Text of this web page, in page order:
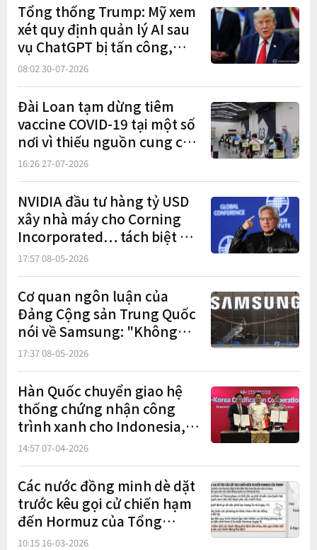
Tổng thống Trump: Mỹ xem
xét quy định quản lý AI sau
vụ ChatGPT bị tấn công,
nhưng sẽ thận trọng để duy
trì lợi thế trước Trung Quốc
08:02 30-07-2026
Đài Loan tạm dừng tiêm
vaccine COVID-19 tại một số
nơi vì thiếu nguồn cung cục
bộ khi ca mắc tăng mạnh
16:26 27-07-2026
NVIDIA đầu tư hàng tỷ USD
xây nhà máy cho Corning
Incorporated… tách biệt với
kế hoạch mua cổ phần
17:57 08-05-2026
Cơ quan ngôn luận của
Đảng Cộng sản Trung Quốc
nói về Samsung: "Không
phải rút khỏi Trung Quốc
mà là thay đổi chiến lược"
17:37 08-05-2026
Hàn Quốc chuyển giao hệ
thống chứng nhận công
trình xanh cho Indonesia,
ký MOU với doanh nghiệp
địa phương
14:57 07-04-2026
Các nước đồng minh dè dặt
trước kêu gọi cử chiến hạm
đến Hormuz của Tổng
thống Trump
10:15 16-03-2026